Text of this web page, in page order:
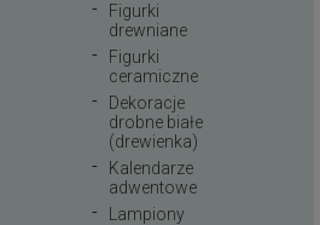
Figurki
drewniane
Figurki
ceramiczne
Dekoracje
drobne białe
(drewienka)
Kalendarze
adwentowe
Lampiony